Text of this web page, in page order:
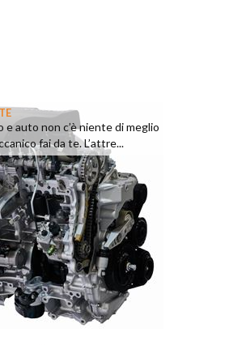
e auto non c’è niente di meglio
fai da te. L’attre...